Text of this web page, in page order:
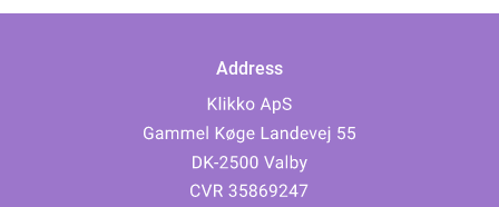
Address